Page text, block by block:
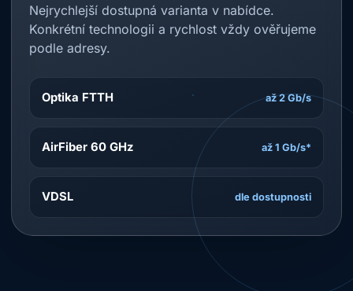
Nejrychlejší dostupná varianta v nabídce.
Konkrétní technologii a rychlost vždy ověřujeme
podle adresy.
Optika FTTH až 2 Gb/s
AirFiber 60 GHz až 1 Gb/s*
VDSL dle dostupnosti